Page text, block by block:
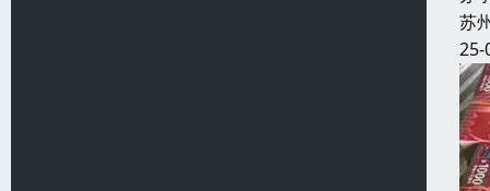
苏
25-